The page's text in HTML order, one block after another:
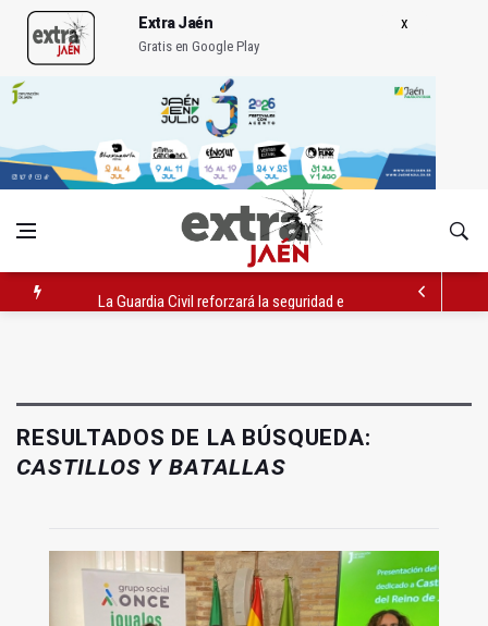
Extra Jaén
Gratis en Google Play
La Guardia Civil reforzará la seguridad el 12 de agosto por el
RESULTADOS DE LA BÚSQUEDA:
CASTILLOS Y BATALLAS